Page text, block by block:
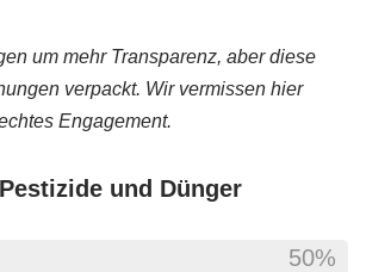
um mehr Transparenz, aber diese
verpackt. Wir vermissen hier
Engagement.
und Dünger
50%